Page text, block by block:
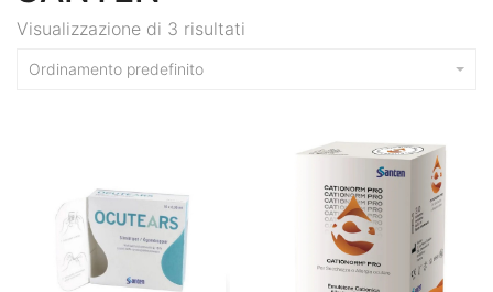
Visualizzazione di 3 risultati
Ordinamento predefinito